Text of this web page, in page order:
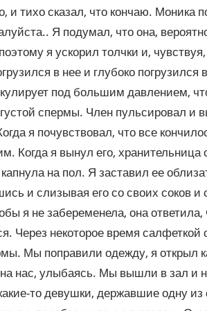
и тихо сказал, что кончаю. Моника
Я подумал, что она,
я ускорил толчки и,
в нее и глубоко погрузился
под большим давлением,
спермы. Член пульсировал и
я почувствовал, что все
Когда я вынул его,
на пол. Я заставил ее
и слизывая его со своих соков
я не забеременела, она
Через некоторое время салфеткой
Мы поправили одежду, я открыл
нас, улыбаясь. Мы вышли в зал и
то девушки, державшие одну из